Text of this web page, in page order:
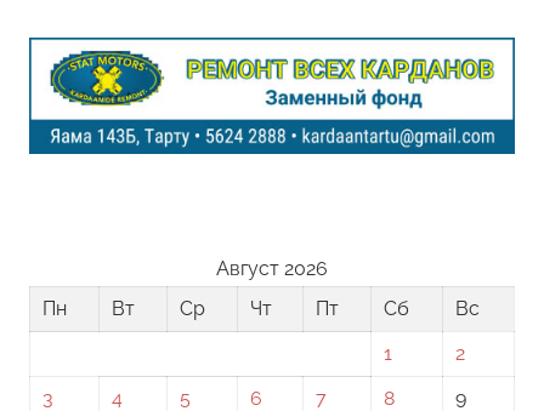
Август 2026
Пн
Вт Ср Чт Пт Сб
Вс
1
2
3
4 5 6 7 8
9